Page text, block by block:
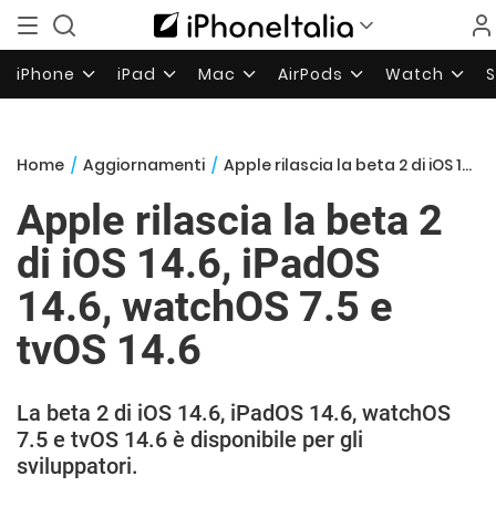
iPhone iPad Mac AirPods Watch
Home / Aggiornamenti / Apple rilascia la beta 2 di iOS 14.6, iPadOS 14.6, watchOS 7.5 e tvOS 14.6
Apple rilascia la beta 2
di iOS 14.6, iPadOS
14.6, watchOS 7.5 e
tvOS 14.6
La beta 2 di iOS 14.6, iPadOS 14.6, watchOS
7.5 e tvOS 14.6 è disponibile per gli
sviluppatori.